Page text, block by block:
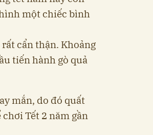
một chiếc bình
cẩn thận. Khoảng
tiến hành gò quả
mắn, do đó quất
Tết 2 năm gần